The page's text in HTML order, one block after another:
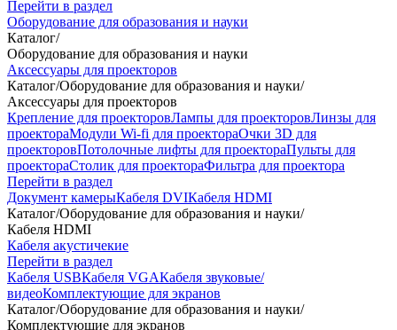
Перейти в раздел
Оборудование для образования и науки
Каталог/
Оборудование для образования и науки
Аксессуары для проекторов
Каталог/Оборудование для образования и науки/
Аксессуары для проекторов
Крепление для проекторовЛампы для проекторовЛинзы для
проектораМодули Wi-fi для проектораОчки 3D для
проекторовПотолочные лифты для проектораПульты для
проектораСтолик для проектораФильтра для проектора
Перейти в раздел
Документ камерыКабеля DVIКабеля HDMI
Каталог/Оборудование для образования и науки/
Кабеля HDMI
Кабеля акустичекие
Перейти в раздел
Кабеля USBКабеля VGAКабеля звуковые/
видеоКомплектующие для экранов
Каталог/Оборудование для образования и науки/
Комплектующие для экранов